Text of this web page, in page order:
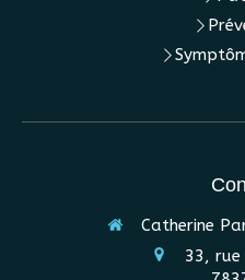
Catherine
33,